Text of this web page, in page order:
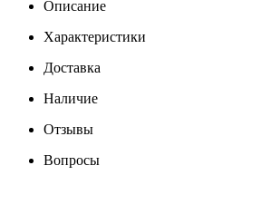
Описание
Характеристики
Доставка
Наличие
Отзывы
Вопросы